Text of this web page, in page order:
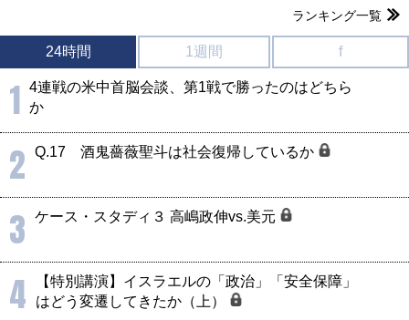
ランキング一覧
24時間 1週間 f
1 4連戦の米中首脳会談、第1戦で勝ったのはどちら
か
2 Q.17 酒鬼薔薇聖斗は社会復帰しているか
3 ケース・スタディ３ 高嶋政伸vs.美元
4
【特別講演】イスラエルの「政治」「安全保障」
はどう変遷してきたか（上）